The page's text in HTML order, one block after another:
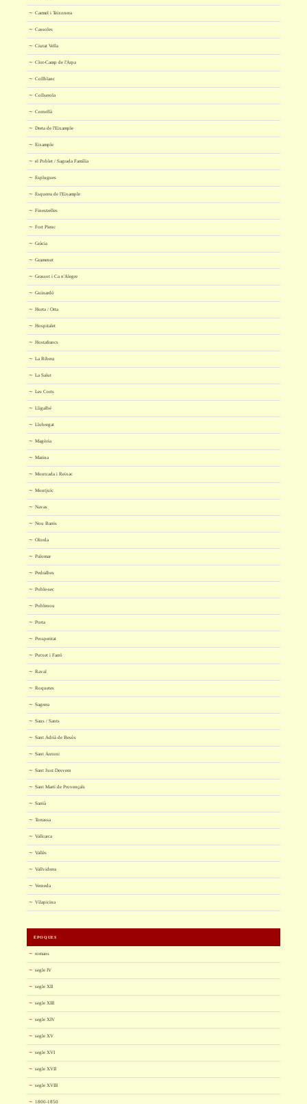
Carmel i Teixonera
Cassoles
Ciutat Vella
Clot-Camp de l'Arpa
Collblanc
Collserola
Cornellà
Dreta de l'Eixample
Eixample
el Poblet / Sagrada Família
Esplugues
Esquerra de l'Eixample
Finestrelles
Fort Pienc
Gràcia
Gramenet
Grassot i Ca n'Alegre
Guinardó
Horta / Orta
Hospitalet
Hostafrancs
La Ribera
La Salut
Les Corts
Lligalbé
Llobregat
Magòria
Marina
Montcada i Reixac
Montjuïc
Navas
Nou Barris
Olorda
Palomar
Pedralbes
Poble-sec
Poblenou
Porta
Prosperitat
Putxet i Farró
Raval
Roquetes
Sagrera
Sans / Sants
Sant Adrià de Besòs
Sant Antoni
Sant Just Desvern
Sant Martí de Provençals
Sarrià
Torrassa
Vallcarca
Vallès
Vallvidrera
Verneda
Vilapicina
ÈPOQUES
romans
segle IV
segle XII
segle XIII
segle XIV
segle XV
segle XVI
segle XVII
segle XVIII
1800-1850